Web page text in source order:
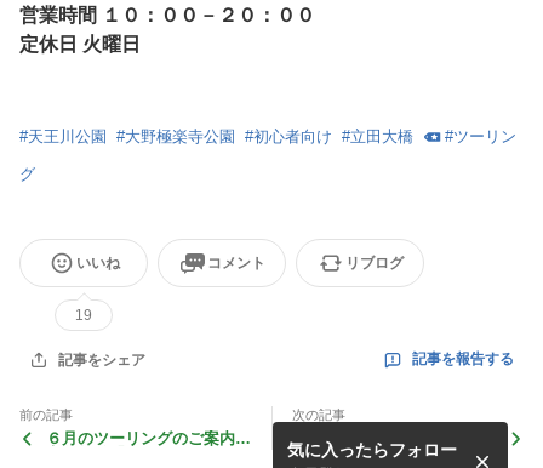
営業時間 １０：００－２０：００
定休日 火曜日
#天王川公園 #大野極楽寺公園 #初心者向け #立田大橋 #ツーリン
グ
いいね
19
コメント リブログ
記事をシェア 記事を報告する
前の記事
６月のツーリングのご案内
次の記事
初心者向けツーリング開催の
お知らせ
気に入ったらフォロー